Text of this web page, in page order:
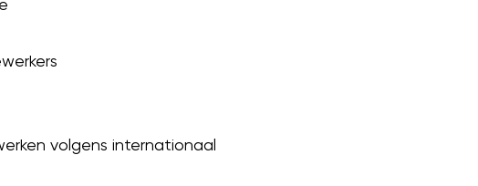
volgens internationaal